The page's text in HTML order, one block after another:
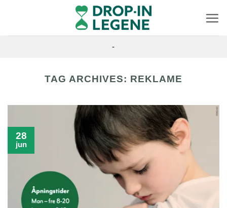
content
-
TAG ARCHIVES: REKLAME
28
jun